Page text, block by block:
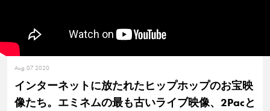
Aug. 07 2020
インターネットに放たれたヒップホップのお宝映
像たち。エミネムの最も古いライブ映像、2Pacと